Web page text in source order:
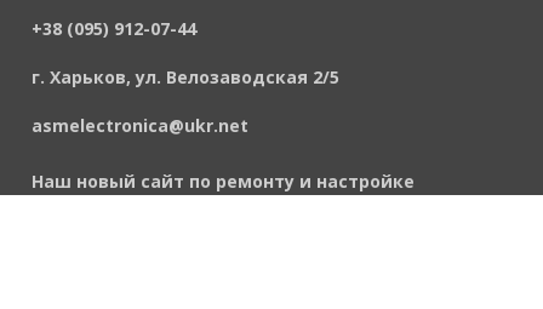
+38 (095) 912-07-44
г. Харьков, ул. Велозаводская 2/5
asmelectronica@ukr.net
Наш новый сайт по ремонту и настройке